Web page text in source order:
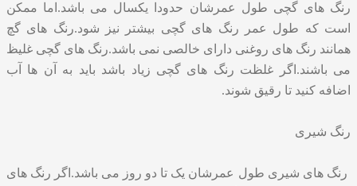
رنگ های گچی طول عمرشان حدودا یکسال می باشد.اما ممکن
است که طول عمر رنگ های گچی بیشتر نیز شود.رنگ های گچ
همانند رنگ های روغنی دارای خالصی نمی باشد.رنگ های گچی غلیظ
می باشند.اگر غلظت رنگ های گچی زیاد باشد باید به آن ها آب
اضافه کنید تا رقیق شوند.
رنگ شیری
رنگ های شیری طول عمرشان یک تا دو روز می باشد.اگر رنگ های